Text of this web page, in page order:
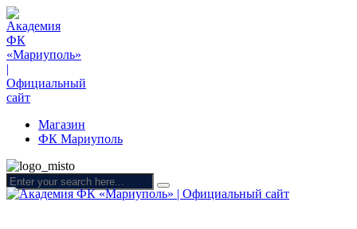
Магазин
ФК Мариуполь